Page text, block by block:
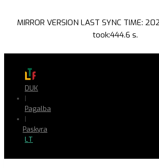
MIRROR VERSION LAST SYNC TIME:
took:444.6 s.
DUK
|
Pagalba
|
Paskyra
LT